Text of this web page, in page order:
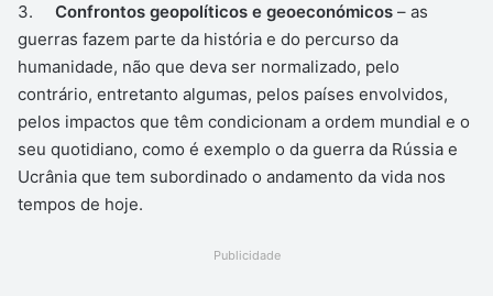
3. Confrontos geopolíticos e geoeconómicos – as
guerras fazem parte da história e do percurso da
humanidade, não que deva ser normalizado, pelo
contrário, entretanto algumas, pelos países envolvidos,
pelos impactos que têm condicionam a ordem mundial e o
seu quotidiano, como é exemplo o da guerra da Rússia e
Ucrânia que tem subordinado o andamento da vida nos
tempos de hoje.
Publicidade